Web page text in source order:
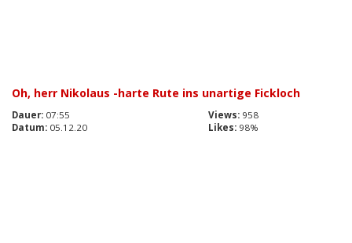
Oh, herr Nikolaus -harte Rute ins unartige Fickloch
Dauer: 07:55 Views: 958
Datum: 05.12.20 Likes: 98%